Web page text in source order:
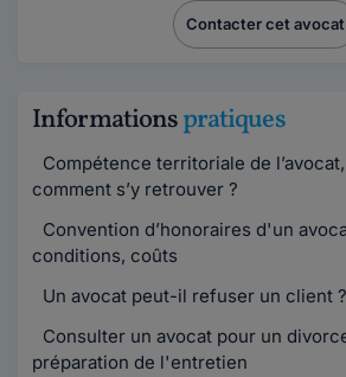
Contacter cet avocat
Informationspratiques
Compétence territoriale de
comment s’y retrouver ?
Convention d’honoraires d'un
conditions, coûts
Un avocat peut-il refuser un client ?
Consulter un avocat pour un
préparation de l'entretien